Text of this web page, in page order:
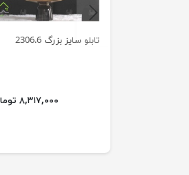
تابلو سایز بزرگ 2306.6
۸,۳۱۷,۰۰۰ تومان
previus